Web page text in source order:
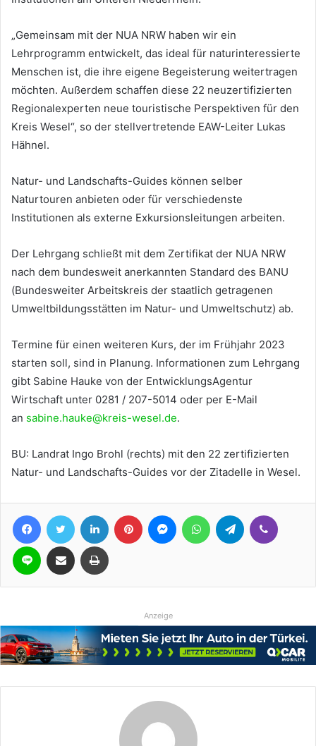
„Gemeinsam mit der NUA NRW haben wir ein
Lehrprogramm entwickelt, das ideal für naturinteressierte
Menschen ist, die ihre eigene Begeisterung weitertragen
möchten. Außerdem schaffen diese 22 neuzertifizierten
Regionalexperten neue touristische Perspektiven für den
Kreis Wesel“, so der stellvertretende EAW-Leiter Lukas
Hähnel.
Natur- und Landschafts-Guides können selber
Naturtouren anbieten oder für verschiedenste
Institutionen als externe Exkursionsleitungen arbeiten.
Der Lehrgang schließt mit dem Zertifikat der NUA NRW
nach dem bundesweit anerkannten Standard des BANU
(Bundesweiter Arbeitskreis der staatlich getragenen
Umweltbildungsstätten im Natur- und Umweltschutz) ab.
Termine für einen weiteren Kurs, der im Frühjahr 2023
starten soll, sind in Planung. Informationen zum Lehrgang
gibt Sabine Hauke von der EntwicklungsAgentur
Wirtschaft unter 0281 / 207-5014 oder per E-Mail
an sabine.hauke@kreis-wesel.de.
BU: Landrat Ingo Brohl (rechts) mit den 22 zertifizierten
Natur- und Landschafts-Guides vor der Zitadelle in Wesel.
FacebookTwitter LinkedIn Pinterest MessengerWhatsAppTelegram
Line Teile per E-Mail Drucken
Anzeige